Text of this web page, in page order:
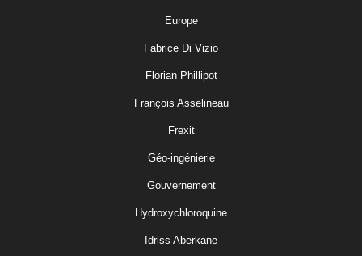
Europe
Fabrice Di Vizio
Florian Phillipot
François Asselineau
Frexit
Géo-ingénierie
Gouvernement
Hydroxychloroquine
Idriss Aberkane